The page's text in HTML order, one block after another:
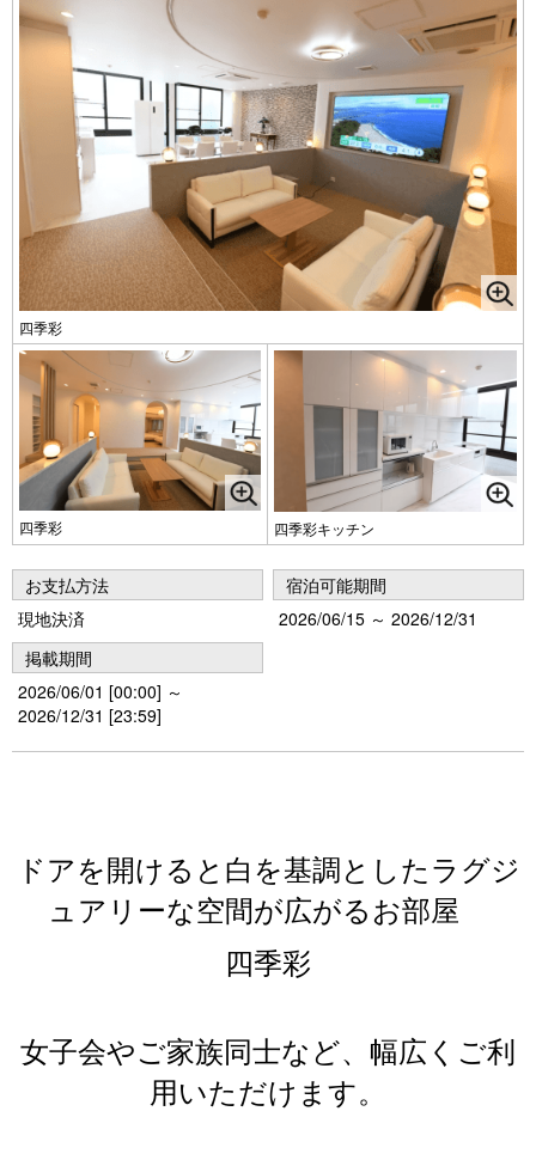
四季彩
四季彩 四季彩キッチン
お支払方法
現地決済
宿泊可能期間
2026/06/15 ～ 2026/12/31
掲載期間
2026/06/01 [00:00] ～
2026/12/31 [23:59]
ドアを開けると白を基調としたラグジ
ュアリーな空間が広がるお部屋
四季彩
女子会やご家族同士など、幅広くご利
用いただけます。